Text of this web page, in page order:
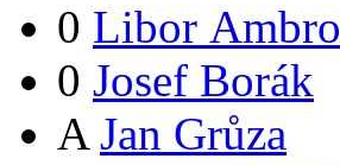
0 Libor
0 Josef Borák
A Jan Grůza